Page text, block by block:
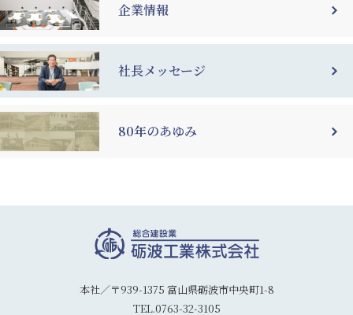
企業情報
社長メッセージ
80年のあゆみ
本社／〒939-1375 富山県砺波市中央町1-8
TEL.0763-32-3105